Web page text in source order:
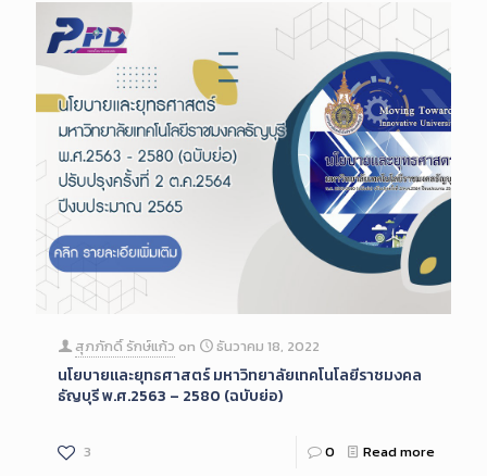
สุภภักดิ์ รักษ์แก้ว on ธันวาคม 18, 2022
นโยบายและยุทธศาสตร์ มหาวิทยาลัยเทคโนโลยีราชมงคล
ธัญบุรี พ.ศ.2563 – 2580 (ฉบับย่อ)
3 0 Read more